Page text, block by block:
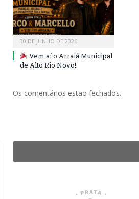
30 DE JUNHO DE 2026
Vem aí o Arraiá Municipal
de Alto Rio Novo!
Os comentários estão fechados.